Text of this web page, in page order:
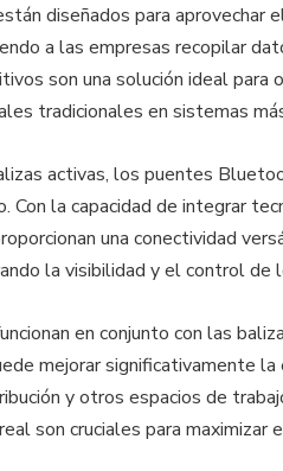
diseñados para aprovechar
a las empresas recopilar
son una solución ideal
tradicionales en sistemas
activas, los puentes
Con la capacidad de integrar
una conectividad
la visibilidad y el control
en conjunto con las
mejorar significativamente
y otros espacios de
son cruciales para maximizar